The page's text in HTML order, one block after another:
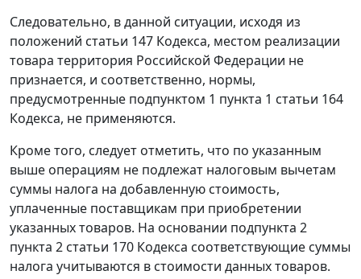
Следовательно, в данной ситуации, исходя из
положений статьи 147 Кодекса, местом реализации
товара территория Российской Федерации не
признается, и соответственно, нормы,
предусмотренные подпунктом 1 пункта 1 статьи 164
Кодекса, не применяются.
Кроме того, следует отметить, что по указанным
выше операциям не подлежат налоговым вычетам
суммы налога на добавленную стоимость,
уплаченные поставщикам при приобретении
указанных товаров. На основании подпункта 2
пункта 2 статьи 170 Кодекса соответствующие суммы
налога учитываются в стоимости данных товаров.